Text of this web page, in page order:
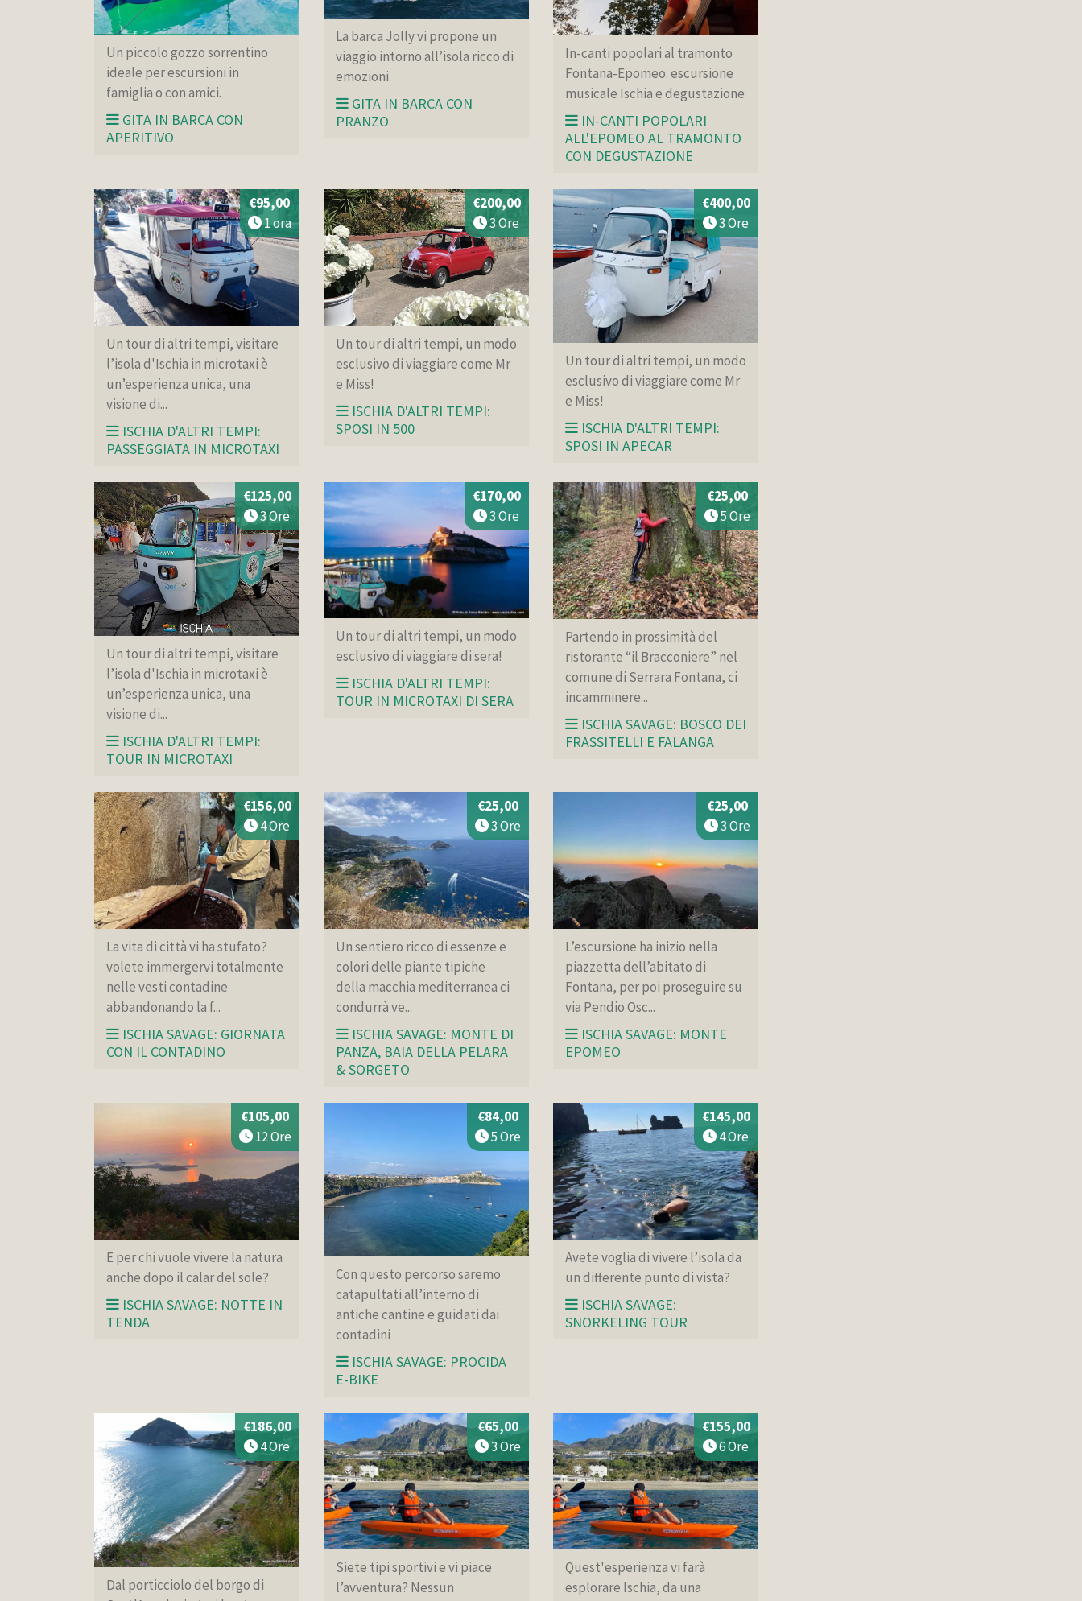
Un piccolo gozzo sorrentino
ideale per escursioni in
famiglia o con amici.
GITA IN BARCA CON
APERITIVO
La barca Jolly vi propone un
viaggio intorno all’isola ricco di
emozioni.
GITA IN BARCA CON
PRANZO
In-canti popolari al tramonto
Fontana-Epomeo: escursione
musicale Ischia e degustazione
IN-CANTI POPOLARI
ALL'EPOMEO AL TRAMONTO
CON DEGUSTAZIONE
Un tour di altri tempi, visitare
l’isola d'Ischia in microtaxi è
un’esperienza unica, una
visione di...
ISCHIA D'ALTRI TEMPI:
PASSEGGIATA IN MICROTAXI
€95,00
1 ora
Un tour di altri tempi, un modo
esclusivo di viaggiare come Mr
e Miss!
ISCHIA D'ALTRI TEMPI:
SPOSI IN 500
€200,00
3 Ore
Un tour di altri tempi, un modo
esclusivo di viaggiare come Mr
e Miss!
ISCHIA D'ALTRI TEMPI:
SPOSI IN APECAR
€400,00
3 Ore
Un tour di altri tempi, visitare
l’isola d'Ischia in microtaxi è
un’esperienza unica, una
visione di...
ISCHIA D'ALTRI TEMPI:
TOUR IN MICROTAXI
€125,00
3 Ore
Un tour di altri tempi, un modo
esclusivo di viaggiare di sera!
ISCHIA D'ALTRI TEMPI:
TOUR IN MICROTAXI DI SERA
€170,00
3 Ore
Partendo in prossimità del
ristorante “il Bracconiere” nel
comune di Serrara Fontana, ci
incamminere...
ISCHIA SAVAGE: BOSCO DEI
FRASSITELLI E FALANGA
€25,00
5 Ore
La vita di città vi ha stufato?
volete immergervi totalmente
nelle vesti contadine
abbandonando la f...
ISCHIA SAVAGE: GIORNATA
CON IL CONTADINO
€156,00
4 Ore
Un sentiero ricco di essenze e
colori delle piante tipiche
della macchia mediterranea ci
condurrà ve...
ISCHIA SAVAGE: MONTE DI
PANZA, BAIA DELLA PELARA
& SORGETO
€25,00
3 Ore
L’escursione ha inizio nella
piazzetta dell’abitato di
Fontana, per poi proseguire su
via Pendio Osc...
ISCHIA SAVAGE: MONTE
EPOMEO
€25,00
3 Ore
E per chi vuole vivere la natura
anche dopo il calar del sole?
ISCHIA SAVAGE: NOTTE IN
TENDA
€105,00
12 Ore
Con questo percorso saremo
catapultati all’interno di
antiche cantine e guidati dai
contadini
ISCHIA SAVAGE: PROCIDA
E-BIKE
€84,00
5 Ore
Avete voglia di vivere l’isola da
un differente punto di vista?
ISCHIA SAVAGE:
SNORKELING TOUR
€145,00
4 Ore
Dal porticciolo del borgo di
€186,00
4 Ore
Siete tipi sportivi e vi piace
l’avventura? Nessun
€65,00
3 Ore
Quest'esperienza vi farà
esplorare Ischia, da una
€155,00
6 Ore